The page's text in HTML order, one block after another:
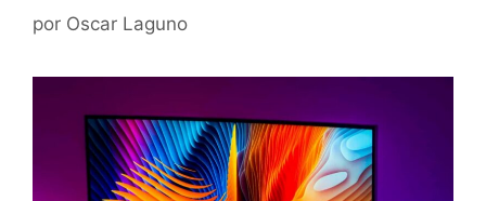
por Oscar Laguno